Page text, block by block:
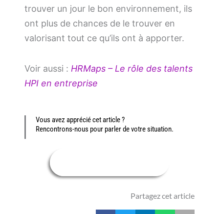
trouver un jour le bon environnement, ils
ont plus de chances de le trouver en
valorisant tout ce qu’ils ont à apporter.
Voir aussi : HRMaps – Le rôle des talents
HPI en entreprise
Vous avez apprécié cet article ?
Rencontrons-nous pour parler de votre situation.
Partagez cet article